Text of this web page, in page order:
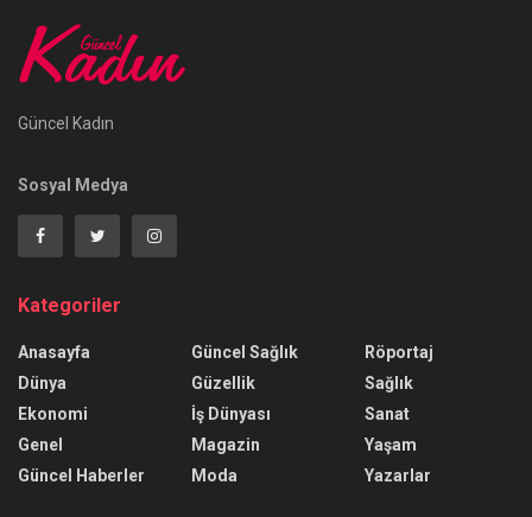
Güncel Kadın
Sosyal Medya
Kategoriler
Anasayfa
Dünya
Ekonomi
Genel
Güncel Haberler
Güncel Sağlık
Güzellik
İş Dünyası
Magazin
Moda
Röportaj
Sağlık
Sanat
Yaşam
Yazarlar